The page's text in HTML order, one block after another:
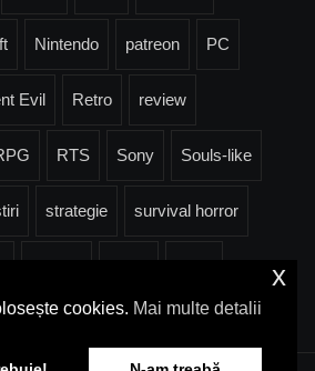
Nintendo patreon PC
Evil Retro review
RTS Sony Souls-like
strategie survival horror
cookies. Mai multe detalii
x